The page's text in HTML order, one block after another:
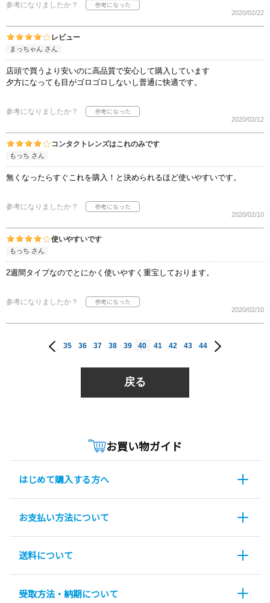
参考になりましたか？
2020/02/22
レビュー
まっちゃん さん
店頭で買うより安いのに高品質で安心して購入しています
夕方になっても目がゴロゴロしないし普通に快適です。
参考になりましたか？
2020/02/12
コンタクトレンズはこれのみです
もっち さん
無くなったらすぐこれを購入！と決められるほど使いやすいです。
参考になりましたか？
2020/02/10
使いやすいです
もっち さん
2週間タイプなのでとにかく使いやすく重宝しております。
参考になりましたか？
2020/02/10
35 36 37 38 39 40 41 42 43 44
戻る
お買い物ガイド
はじめて購入する方へ
お支払い方法について
送料について
受取方法・納期について